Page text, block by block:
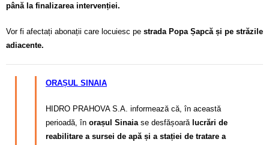
până la finalizarea intervenției.
Vor fi afectați abonații care locuiesc pe strada Popa Șapcă și pe străzile
adiacente.
ORAȘUL SINAIA
HIDRO PRAHOVA S.A. informează că, în această
perioadă, în orașul Sinaiase desfășoară lucrări de
reabilitare a sursei de apă și a stației de tratare a